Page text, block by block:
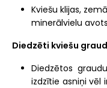
Kviešu klijas,
minerālvielu avots
Diedzēti kviešu
Diedzētos
izdzītie asniņi vēl